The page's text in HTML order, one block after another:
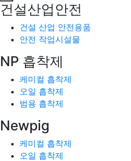
건설산업안전
건설 산업 안전용품
안전 작업시설물
NP 흡착제
케미컬 흡착제
오일 흡착제
범용 흡착제
Newpig
케미컬 흡착제
오일 흡착제